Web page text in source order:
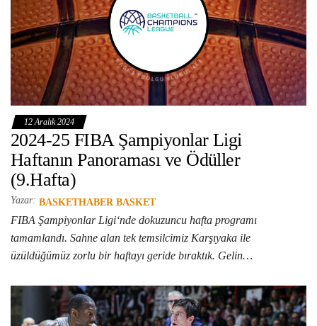
12 Aralık 2024
2024-25 FIBA Şampiyonlar Ligi
Haftanın Panoraması ve Ödüller
(9.Hafta)
Yazar: BASKETHABER BASKET
FIBA Şampiyonlar Ligi‘nde dokuzuncu hafta programı
tamamlandı. Sahne alan tek temsilcimiz Karşıyaka ile
üzüldüğümüz zorlu bir haftayı geride bıraktık. Gelin…